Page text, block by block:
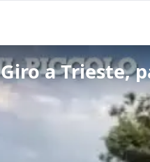
Giro a Trieste,